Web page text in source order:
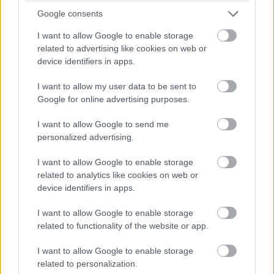
Google consents
I want to allow Google to enable storage
related to advertising like cookies on web or
device identifiers in apps.
I want to allow my user data to be sent to
Google for online advertising purposes.
I want to allow Google to send me
personalized advertising.
I want to allow Google to enable storage
related to analytics like cookies on web or
device identifiers in apps.
I want to allow Google to enable storage
related to functionality of the website or app.
I want to allow Google to enable storage
related to personalization.
: Nostradamus jóslata szerint a Mérleg számára 2025
projekt vagy együttműködés nagy anyagi előnyöket hozhat,
különösen, ha kreatív területen dolgozol. Az év elején
jelentős összeget spórolhatsz meg, ha okosan gazdálkodsz
a kiadásaiddal. Az év közepén azonban figyelj az impulzív
vásárlásokra, mert könnyen túlköltekezhetsz. Egy régi
tartozás vagy jogi ügy is megoldódhat, amely további
stabilitást hoz.
Szerelem
: A szerelemben 2025-ben a Mérleg harmóniára
tavasz ideális időszak lesz arra, hogy elmélyítsd az érzelmi
köteléket a partnereddel. Egy romantikus utazás vagy közös